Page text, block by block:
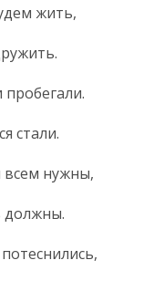
жить,
стали.
всем нужны,
должны.